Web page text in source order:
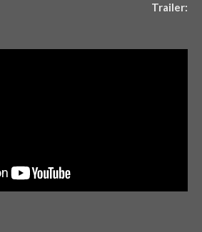
Trailer: